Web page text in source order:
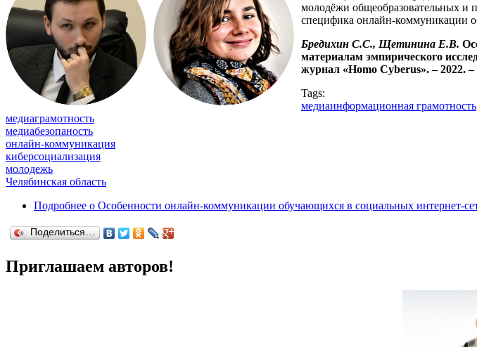
молодёжи общеобразовательных и
специфика онлайн-коммуникации
Бредихин С.С., Щетинина Е.В.
материалам эмпирического
журнал «Homo Cyberus». – 2022.
Tags:
медиаинформационная грамотность
медиаграмотность
медиабезопаность
онлайн-коммуникация
киберсоциализация
молодежь
Челябинская область
Подробнее о Особенности онлайн-коммуникации обучающихся в социальных интернет-
Поделиться…
Приглашаем авторов!